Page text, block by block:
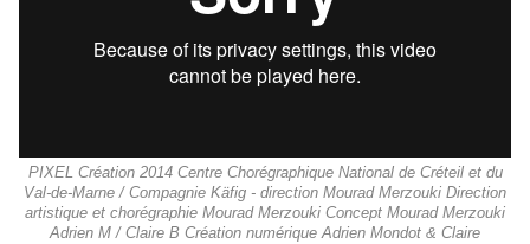
PIXEL Création 2014 Centre Chorégraphique National de Créteil et du
Val-de-Marne / Compagnie Käfig - direction Mourad Merzouki Direction
artistique et chorégraphie Mourad Merzouki Concept Mourad Merzouki
Adrien M / Claire B Création numérique Adrien Mondot & Claire